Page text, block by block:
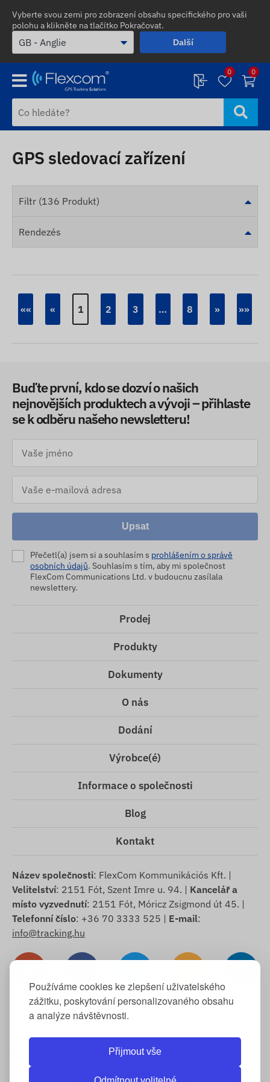
Používáme cookies ke zlepšení uživatelského
zážitku, poskytování personalizovaného obsahu
a analýze návštěvnosti.
Přijmout vše
Vyberte svou zemi pro zobrazení obsahu specifického pro vaši
polohu a klikněte na tlačítko Pokračovat.
Další
0 0
GPS sledovací zařízení
Filtr (136 Produkt)
Rendezés
«« « 1 2 3 … 8 » »»
Buďte první, kdo se dozví o našich
nejnovějších produktech a vývoji – přihlaste
se k odběru našeho newsletteru!
Upsat
Přečetl(a) jsem si a souhlasím s prohlášením o správě
osobních údajů. Souhlasím s tím, aby mi společnost
FlexCom Communications Ltd. v budoucnu zasílala
newslettery.
Prodej
Produkty
Dokumenty
O nás
Dodání
Výrobce(é)
Informace o společnosti
Blog
Kontakt
Název společnosti: FlexCom Kommunikációs Kft. |
Velitelství: 2151 Fót, Szent Imre u. 94. | Kancelář a
místo vyzvednutí: 2151 Fót, Móricz Zsigmond út 45. |
Telefonní číslo: +36 70 3333 525 | E-mail:
info@tracking.hu
Autorská práva © 2025 FlexCom Communications Ltd.,
Americký dolar
Informace o cookies